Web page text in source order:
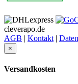
cleverapo.de
AGB | Kontakt |
×
Versandkosten